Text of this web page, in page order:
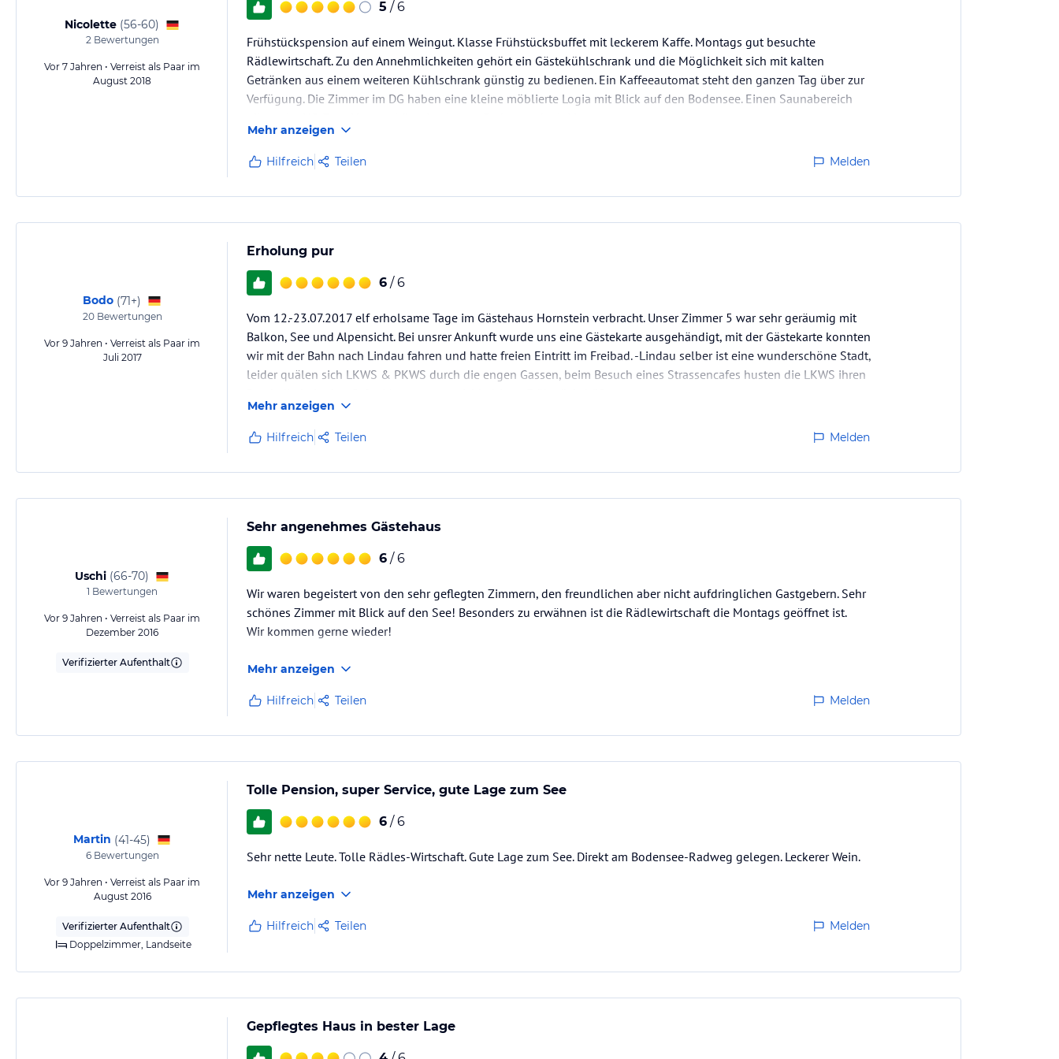
Nicolette (56-60)
2Bewertungen
Vor 7 Jahren • Verreist als Paar im
August 2018
5 / 6
Frühstückspension auf einem Weingut. Klasse Frühstücksbuffet mit leckerem Kaffe. Montags gut besuchte
Rädlewirtschaft. Zu den Annehmlichkeiten gehört ein Gästekühlschrank und die Möglichkeit sich mit kalten
Getränken aus einem weiteren Kühlschrank günstig zu bedienen. Ein Kaffeeautomat steht den ganzen Tag über zur
Verfügung. Die Zimmer im DG haben eine kleine möblierte Logia mit Blick auf den Bodensee. Einen Saunabereich
Mehr anzeigen
Hilfreich Teilen Melden
Bodo (71+)
20Bewertungen
Vor 9 Jahren • Verreist als Paar im
Juli 2017
Erholung pur
6 / 6
Vom 12.-23.07.2017 elf erholsame Tage im Gästehaus Hornstein verbracht. Unser Zimmer 5 war sehr geräumig mit
Balkon, See und Alpensicht. Bei unsrer Ankunft wurde uns eine Gästekarte ausgehändigt, mit der Gästekarte konnten
wir mit der Bahn nach Lindau fahren und hatte freien Eintritt im Freibad. -Lindau selber ist eine wunderschöne Stadt,
leider quälen sich LKWS & PKWS durch die engen Gassen, beim Besuch eines Strassencafes husten die LKWS ihren
Mehr anzeigen
Hilfreich Teilen Melden
Uschi (66-70)
1 Bewertungen
Vor 9 Jahren • Verreist als Paar im
Dezember 2016
Verifizierter Aufenthalt
Sehr angenehmes Gästehaus
6 / 6
Wir waren begeistert von den sehr geflegten Zimmern, den freundlichen aber nicht aufdringlichen Gastgebern. Sehr
schönes Zimmer mit Blick auf den See! Besonders zu erwähnen ist die Rädlewirtschaft die Montags geöffnet ist.
Wir kommen gerne wieder!
Mehr anzeigen
Hilfreich Teilen Melden
Martin (41-45)
6Bewertungen
Vor 9 Jahren • Verreist als Paar im
August 2016
Verifizierter Aufenthalt
Doppelzimmer, Landseite
Tolle Pension, super Service, gute Lage zum See
6 / 6
Sehr nette Leute. Tolle Rädles-Wirtschaft. Gute Lage zum See. Direkt am Bodensee-Radweg gelegen. Leckerer Wein.
Mehr anzeigen
Hilfreich Teilen Melden
Gepflegtes Haus in bester Lage